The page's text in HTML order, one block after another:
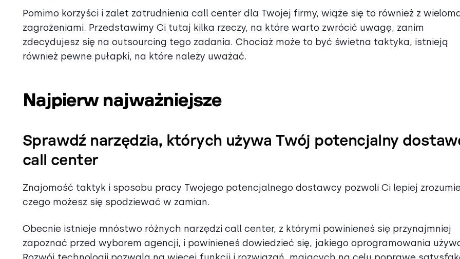
Pomimo korzyści i zalet zatrudnienia call center dla Twojej firmy, wiąże się to również z
zagrożeniami. Przedstawimy Ci tutaj kilka rzeczy, na które warto zwrócić uwagę, zanim
zdecydujesz się na outsourcing tego zadania. Chociaż może to być świetna taktyka, istnieją
również pewne pułapki, na które należy uważać.
Najpierw najważniejsze
Sprawdź narzędzia, których używa Twój potencjalny
call center
Znajomość taktyk i sposobu pracy Twojego potencjalnego dostawcy pozwoli Ci lepiej
czego możesz się spodziewać w zamian.
Obecnie istnieje mnóstwo różnych narzędzi call center, z którymi powinieneś się przynajmniej
zapoznać przed wyborem agencji, i powinieneś dowiedzieć się, jakiego oprogramowania